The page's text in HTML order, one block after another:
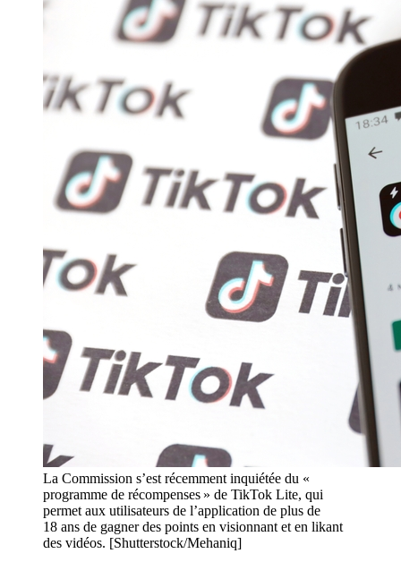
La Commission s’est récemment inquiétée du «
programme de récompenses » de TikTok Lite, qui
permet aux utilisateurs de l’application de plus de
18 ans de gagner des points en visionnant et en likant
des vidéos. [Shutterstock/Mehaniq]